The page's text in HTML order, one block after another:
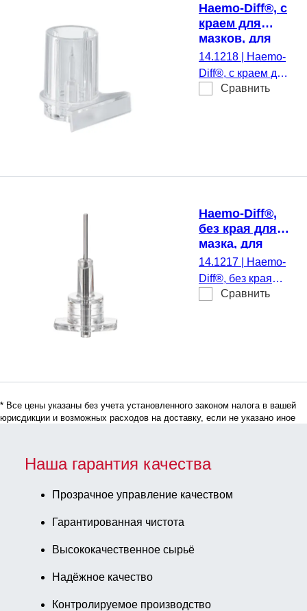
Haemo-Diff®, с
краем для
мазков, для
приготовления
мазков крови
14.1218
Haemo-
Diff®, с краем для
мазков, для
Сравнить
Haemo-Diff®,
без края для
мазка, для
приготовления
мазков крови
14.1217
Haemo-
Diff®, без края
для мазка, для
Сравнить
* Все цены указаны без учета установленного законом налога в вашей
юрисдикции и возможных расходов на доставку, если не указано иное
Наша гарантия качества
Прозрачное управление качеством
Гарантированная чистота
Высококачественное сырьё
Надёжное качество
Контролируемое производство